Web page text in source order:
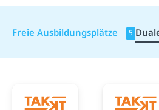
Freie Ausbildungsplätze 5
TAKKT Industrial &